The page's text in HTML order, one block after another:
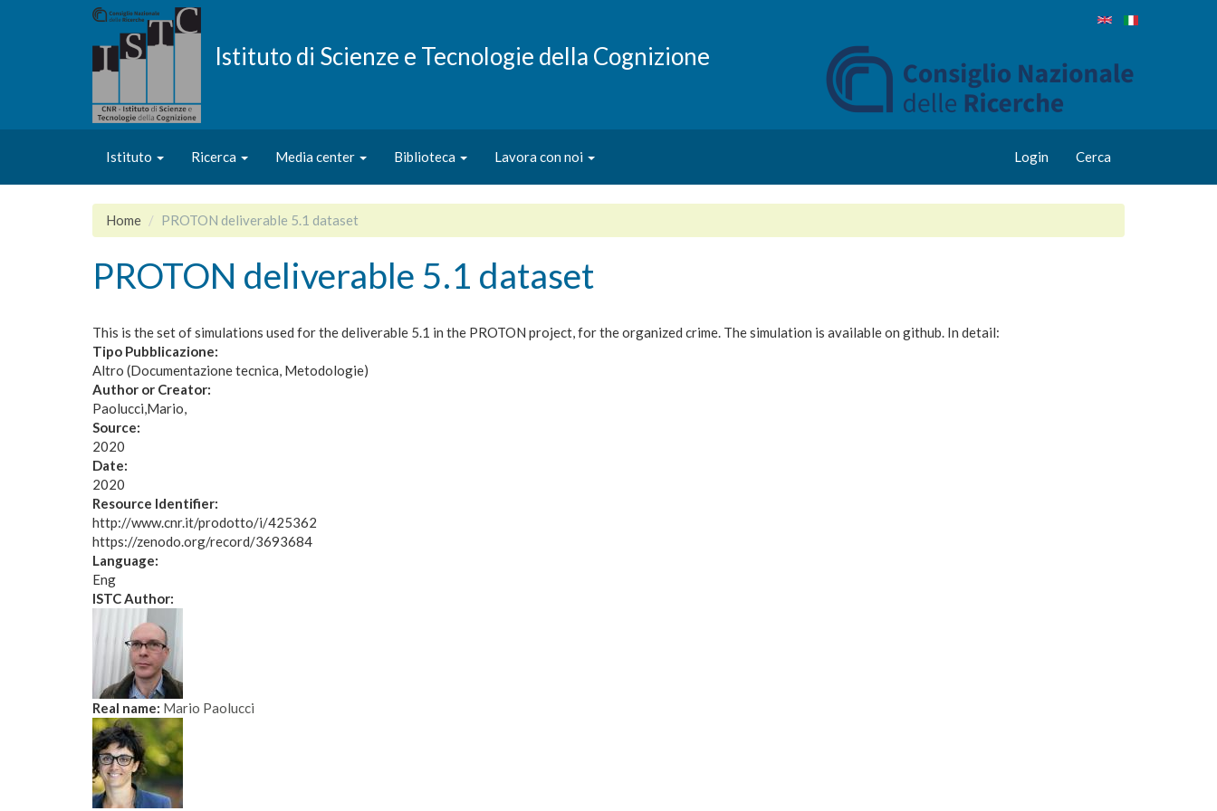
Istituto di Scienze e Tecnologie della Cognizione
Istituto Ricerca Media center Biblioteca Lavora con noi Login Cerca
Home PROTON deliverable 5.1 dataset
PROTON deliverable 5.1 dataset
This is the set of simulations used for the deliverable 5.1 in the PROTON project, for the organized crime. The simulation is available on github. In detail:
Tipo Pubblicazione:
Altro (Documentazione tecnica, Metodologie)
Author or Creator:
Paolucci Mario
Source:
2020
Date:
2020
Resource Identifier:
http://www.cnr.it/prodotto/i/425362
https://zenodo.org/record/3693684
Language:
Eng
ISTC Author:
Real name: Mario Paolucci